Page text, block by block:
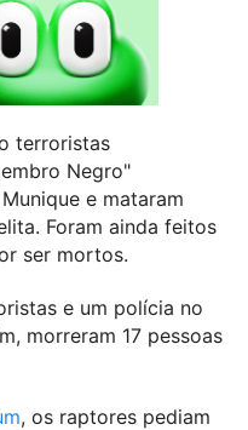
terroristas
Negro"
e mataram
Foram ainda feitos
ser mortos.
e um polícia no
morreram 17 pessoas
, os raptores pediam